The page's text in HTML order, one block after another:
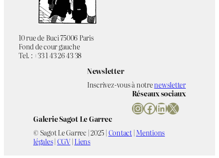
10 rue de Buci 75006 Paris
Fond de cour gauche
Tel. : +33 1 43 26 43 38
Newsletter
Inscrivez-vous à notrenewsletter
Réseaux sociaux
InstagramFacebook LinkedIn X
Galerie Sagot Le Garrec
© Sagot Le Garrec | 2025 |Contact|Mentions
légales|CGV|Liens